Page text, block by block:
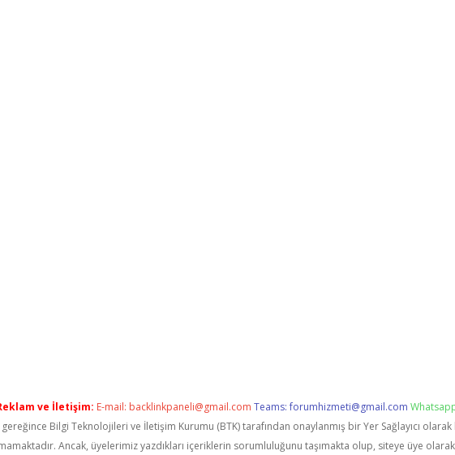
ve İletişim: E-mail: backlinkpaneli@gmail.com Teams:forumhizmeti@gmail.com
gereğince Bilgi Teknolojileri ve İletişim Kurumu (BTK) tarafından onaylanmış bir Yer Sağlayıcı
Ancak, üyelerimiz yazdıkları içeriklerin sorumluluğunu taşımakta olup, siteye üye